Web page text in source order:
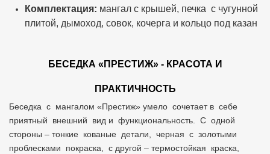
Комплектация: мангал с крышей, печка с чугунной
плитой, дымоход, совок, кочерга и кольцо под казан
БЕСЕДКА «ПРЕСТИЖ» - КРАСОТА И
ПРАКТИЧНОСТЬ
Беседка с мангалом «Престиж» умело сочетает в себе
приятный внешний вид и функциональность. С одной
стороны – тонкие кованые детали, черная с золотыми
проблесками покраска, с другой – термостойкая краска,